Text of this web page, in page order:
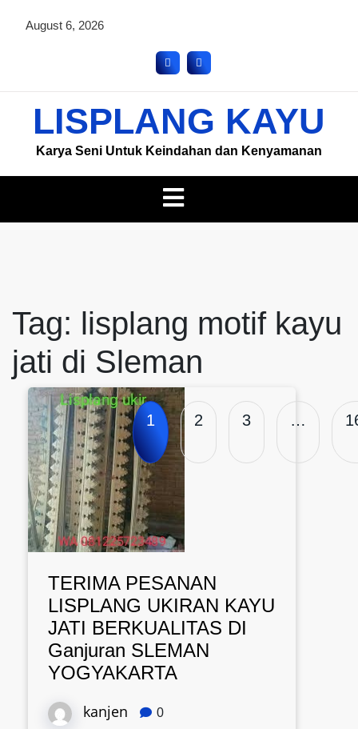
August 6, 2026
LISPLANG KAYU
Karya Seni Untuk Keindahan dan Kenyamanan
Tag: lisplang motif kayu
jati di Sleman
TERIMA PESANAN
LISPLANG UKIRAN KAYU
JATI BERKUALITAS DI
Ganjuran SLEMAN
YOGYAKARTA
kanjen 0
1 2 3 …